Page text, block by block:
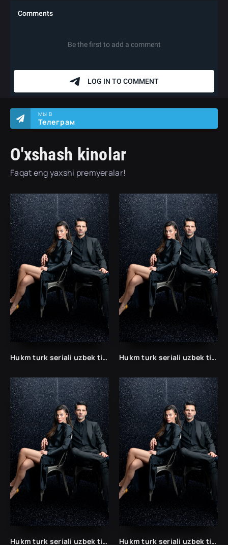
O'xshash kinolar
Faqat eng yaxshi premyeralar!
МЫ В
Телеграм
Hukm turk seriali uzbek tilida /Хукм турк сериали ўзбек тилида/ 203. 204. 205. 206. 207. 208. 209. 210. 211. 212. 213. 214. 215 barcha qismlari. Hukm turk seriali uzbek tilida /Хукм турк сериали ўзбек тилида/ 203. 204. 205. 206. 207. 208. 209. 210. 211. 212. 213. 214. 215 barcha qismlari.
Hukm turk seriali uzbek tilida /Хукм турк сериали ўзбек тилида/ 203. 204. 205. 206. 207. 208. 209. 210. 211. 212. 213. 214. 215 barcha qismlari. Hukm turk seriali uzbek tilida /Хукм турк сериали ўзбек тилида/ 203. 204. 205. 206. 207. 208. 209. 210. 211. 212. 213. 214. 215 barcha qismlari.